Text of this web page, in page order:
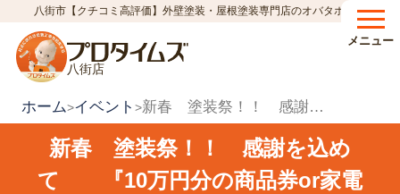
八街市【クチコミ高評価】外壁塗装・屋根塗装専門店のオバタホーム
八街店
メニュー
ホーム>イベント > 新春 塗装祭！！ 感謝を込めて 『10万円分の商品券or家電プレゼント』
新春 塗装祭！！ 感謝を込め
て 『10万円分の商品券or家電